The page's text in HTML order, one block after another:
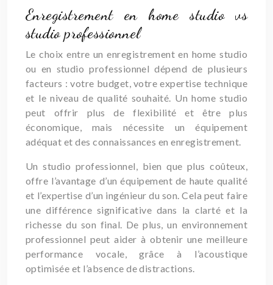
Enregistrement en home studio vs
studio professionnel
Le choix entre un enregistrement en home studio
ou en studio professionnel dépend de plusieurs
facteurs : votre budget, votre expertise technique
et le niveau de qualité souhaité. Un home studio
peut offrir plus de flexibilité et être plus
économique, mais nécessite un équipement
adéquat et des connaissances en enregistrement.
Un studio professionnel, bien que plus coûteux,
offre l’avantage d’un équipement de haute qualité
et l’expertise d’un ingénieur du son. Cela peut faire
une différence significative dans la clarté et la
richesse du son final. De plus, un environnement
professionnel peut aider à obtenir une meilleure
performance vocale, grâce à l’acoustique
optimisée et l’absence de distractions.